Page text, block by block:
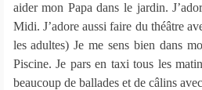
aider mon Papa dans le jardin.
Midi. J’adore aussi faire du théâtre
les adultes) Je me sens bien dans
Piscine. Je pars en taxi tous les
beaucoup de ballades et de câlins